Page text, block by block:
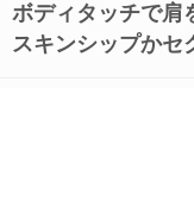
ボディタッチで肩
スキンシップかセ